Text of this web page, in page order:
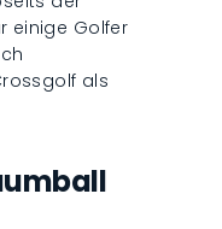
einige Golfer
als